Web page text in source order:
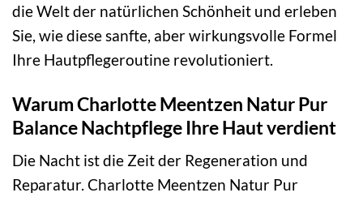
die Welt der natürlichen Schönheit und erleben
Sie, wie diese sanfte, aber wirkungsvolle Formel
Ihre Hautpflegeroutine revolutioniert.
Warum Charlotte Meentzen Natur Pur
Balance Nachtpflege Ihre Haut verdient
Die Nacht ist die Zeit der Regeneration und
Reparatur. Charlotte Meentzen Natur Pur